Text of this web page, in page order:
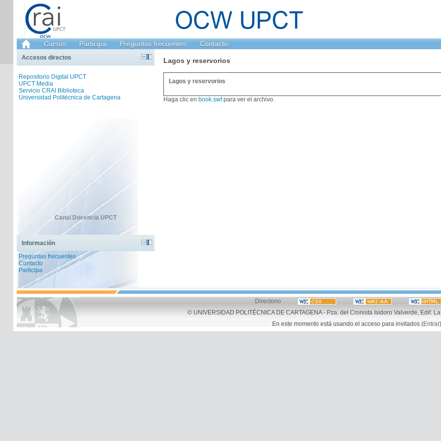
Cursos Participa Preguntas frecuentes Contacto
Lagos y reservorios
Lagos y reservorios
Haga clic en book.swfpara ver el archivo.
Accesos directos
Repositorio Digital UPCT
UPCT Media
Servicio CRAI Biblioteca
Universidad Politécnica de Cartagena
Canal Docencia UPCT
Información
Preguntas frecuentes
Contacto
Participa
Directorio
© UNIVERSIDAD POLITÉCNICA DE CARTAGENA - Pza. del Cronista Isidoro Valverde, Edif.
En este momento está usando el acceso para invitados (Entrar)